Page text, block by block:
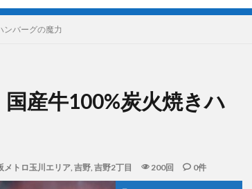
ンバーグの魔力
産牛100%炭火焼きハ
メトロ玉川エリア, 吉野, 吉野2丁目 200回 0件